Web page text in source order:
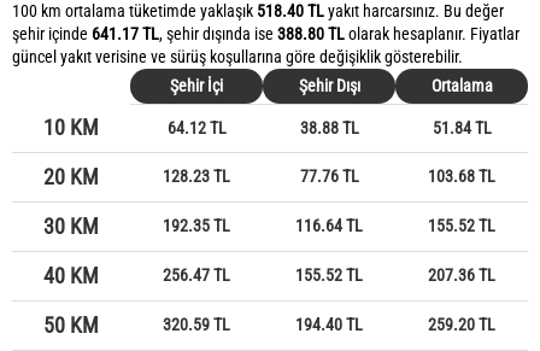
100 km ortalama tüketimde yaklaşık 518.40 TLyakıt harcarsınız. Bu değer
şehir içinde 641.17 TL, şehir dışında ise 388.80 TLolarak hesaplanır. Fiyatlar
güncel yakıt verisine ve sürüş koşullarına göre değişiklik gösterebilir.
Şehir İçi
Şehir Dışı Ortalama
10 KM 64.12 TL 38.88 TL 51.84 TL
20 KM 128.23 TL 77.76 TL 103.68 TL
30 KM 192.35 TL 116.64 TL 155.52 TL
40 KM 256.47 TL 155.52 TL 207.36 TL
50 KM 320.59 TL 194.40 TL 259.20 TL